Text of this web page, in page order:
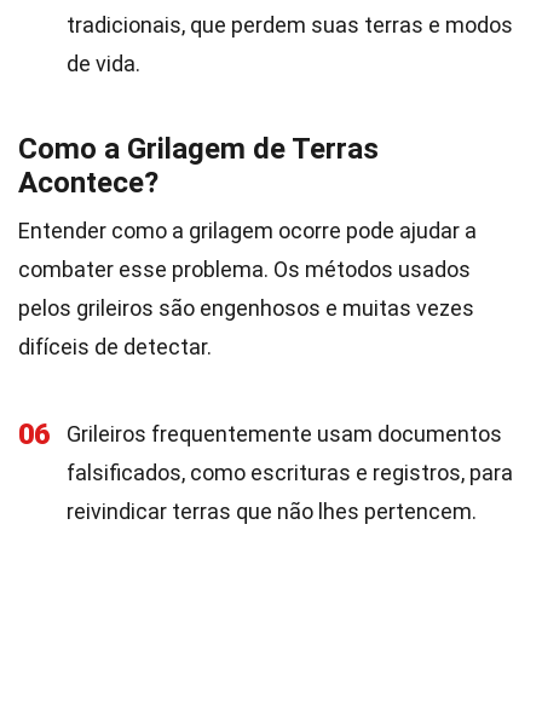
tradicionais, que perdem suas terras e modos
de vida.
Como a Grilagem de Terras
Acontece?
Entender como a grilagem ocorre pode ajudar a
combater esse problema. Os métodos usados
pelos grileiros são engenhosos e muitas vezes
difíceis de detectar.
06
Grileiros frequentemente usam documentos
falsificados, como escrituras e registros, para
reivindicar terras que não lhes pertencem.